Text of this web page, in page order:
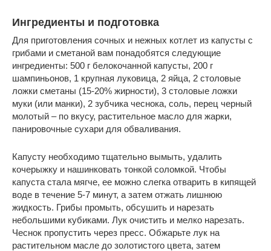
Ингредиенты и подготовка
Для приготовления сочных и нежных котлет из капусты с
грибами и сметаной вам понадобятся следующие
ингредиенты: 500 г белокочанной капусты, 200 г
шампиньонов, 1 крупная луковица, 2 яйца, 2 столовые
ложки сметаны (15-20% жирности), 3 столовые ложки
муки (или манки), 2 зубчика чеснока, соль, перец черный
молотый – по вкусу, растительное масло для жарки,
панировочные сухари для обваливания.
Капусту необходимо тщательно вымыть, удалить
кочерыжку и нашинковать тонкой соломкой. Чтобы
капуста стала мягче, ее можно слегка отварить в кипящей
воде в течение 5-7 минут, а затем отжать лишнюю
жидкость. Грибы промыть, обсушить и нарезать
небольшими кубиками. Лук очистить и мелко нарезать.
Чеснок пропустить через пресс. Обжарьте лук на
растительном масле до золотистого цвета, затем